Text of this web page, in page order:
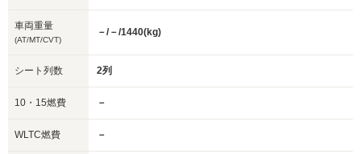
車両重量
(AT/MT/CVT)
－/－/1440(kg)
シート列数 2列
10・15燃費 －
WLTC燃費 －